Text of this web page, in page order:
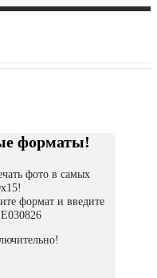
форматы!
фото в самых
формат и введите